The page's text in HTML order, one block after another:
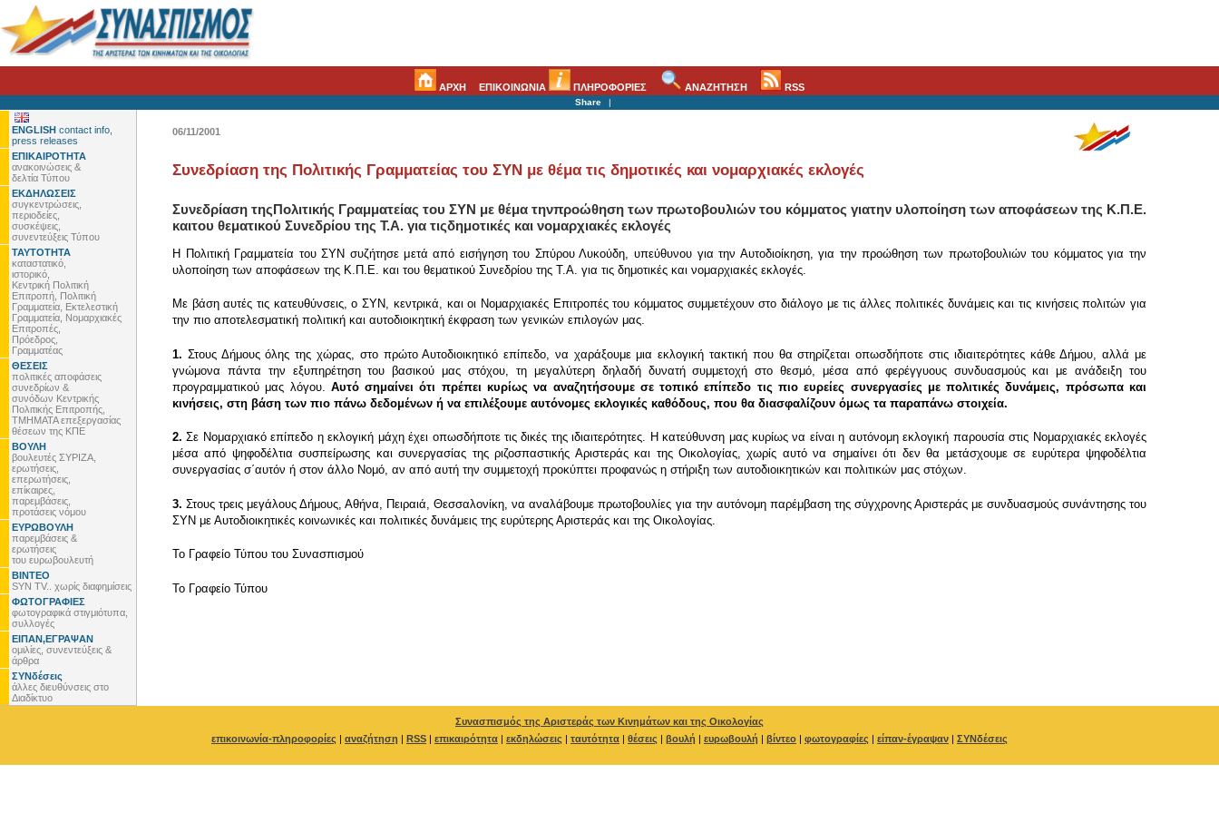
ΑΡΧΗ ΕΠΙΚΟΙΝΩΝΙΑ ΠΛΗΡΟΦΟΡΙΕΣ ΑΝΑΖΗΤΗΣΗ RSS
Share |
ENGLISH contact info,
press releases
ΕΠΙΚΑΙΡΟΤΗΤΑ
ανακοινώσεις &
δελτία Τύπου
ΕΚΔΗΛΩΣΕΙΣ
συγκεντρώσεις,
περιοδείες,
συσκέψεις,
συνεντεύξεις Τύπου
ΤΑΥΤΟΤΗΤΑ
καταστατικό,
ιστορικό,
Κεντρική Πολιτική
Επιτροπή, Πολιτική
Γραμματεία, Εκτελεστική
Γραμματεία, Νομαρχιακές
Επιτροπές,
Πρόεδρος,
Γραμματέας
ΘΕΣΕΙΣ
πολιτικές αποφάσεις
συνεδρίων &
συνόδων Κεντρικής
Πολιτικής Επιτροπής,
ΤΜΗΜΑΤΑ επεξεργασίας
θέσεων της ΚΠΕ
ΒΟΥΛΗ
βουλευτές ΣΥΡΙΖΑ,
ερωτήσεις,
επερωτήσεις,
επίκαιρες,
παρεμβάσεις,
προτάσεις νόμου
ΕΥΡΩΒΟΥΛΗ
παρεμβάσεις &
ερωτήσεις
του ευρωβουλευτή
ΒΙΝΤΕΟ
SYN TV.. χωρίς διαφημίσεις
ΦΩΤΟΓΡΑΦΙΕΣ
φωτογραφικά στιγμιότυπα,
συλλογές
ΕΙΠΑΝ,ΕΓΡΑΨΑΝ
ομιλίες, συνεντεύξεις &
άρθρα
ΣΥΝδέσεις
άλλες διευθύνσεις στο
Διαδίκτυο
06/11/2001
Συνεδρίαση της Πολιτικής Γραμματείας του ΣΥΝ με θέμα τις δημοτικές και νομαρχιακές εκλογές
Συνεδρίαση τηςΠολιτικής Γραμματείας του ΣΥΝ με θέμα τηνπροώθηση των πρωτοβουλιών του κόμματος γιατην υλοποίηση των αποφάσεων της Κ.Π.Ε.
καιτου θεματικού Συνεδρίου της Τ.Α. για τιςδημοτικές και νομαρχιακές εκλογές
Η Πολιτική Γραμματεία του ΣΥΝ συζήτησε μετά από εισήγηση του Σπύρου Λυκούδη, υπεύθυνου για την Αυτοδιοίκηση, για την προώθηση των πρωτοβουλιών του κόμματος για την
υλοποίηση των αποφάσεων της Κ.Π.Ε. και του θεματικού Συνεδρίου της Τ.Α. για τις δημοτικές και νομαρχιακές εκλογές.
Με βάση αυτές τις κατευθύνσεις, ο ΣΥΝ, κεντρικά, και οι Νομαρχιακές Επιτροπές του κόμματος συμμετέχουν στο διάλογο με τις άλλες πολιτικές δυνάμεις και τις κινήσεις πολιτών για
την πιο αποτελεσματική πολιτική και αυτοδιοικητική έκφραση των γενικών επιλογών μας.
1. Στους Δήμους όλης της χώρας, στο πρώτο Αυτοδιοικητικό επίπεδο, να χαράξουμε μια εκλογική τακτική που θα στηρίζεται οπωσδήποτε στις ιδιαιτερότητες κάθε Δήμου, αλλά με
γνώμονα πάντα την εξυπηρέτηση του βασικού μας στόχου, τη μεγαλύτερη δηλαδή δυνατή συμμετοχή στο θεσμό, μέσα από φερέγγυους συνδυασμούς και με ανάδειξη του
προγραμματικού μας λόγου. Αυτό σημαίνει ότι πρέπει κυρίως να αναζητήσουμε σε τοπικό επίπεδο τις πιο ευρείες συνεργασίες με πολιτικές δυνάμεις, πρόσωπα και
κινήσεις, στη βάση των πιο πάνω δεδομένων ή να επιλέξουμε αυτόνομες εκλογικές καθόδους, που θα διασφαλίζουν όμως τα παραπάνω στοιχεία.
2. Σε Νομαρχιακό επίπεδο η εκλογική μάχη έχει οπωσδήποτε τις δικές της ιδιαιτερότητες. Η κατεύθυνση μας κυρίως να είναι η αυτόνομη εκλογική παρουσία στις Νομαρχιακές εκλογές
μέσα από ψηφοδέλτια συσπείρωσης και συνεργασίας της ριζοσπαστικής Αριστεράς και της Οικολογίας, χωρίς αυτό να σημαίνει ότι δεν θα μετάσχουμε σε ευρύτερα ψηφοδέλτια
συνεργασίας σ΄αυτόν ή στον άλλο Νομό, αν από αυτή την συμμετοχή προκύπτει προφανώς η στήριξη των αυτοδιοικητικών και πολιτικών μας στόχων.
3. Στους τρεις μεγάλους Δήμους, Αθήνα, Πειραιά, Θεσσαλονίκη, να αναλάβουμε πρωτοβουλίες για την αυτόνομη παρέμβαση της σύγχρονης Αριστεράς με συνδυασμούς συνάντησης του
ΣΥΝ με Αυτοδιοικητικές κοινωνικές και πολιτικές δυνάμεις της ευρύτερης Αριστεράς και της Οικολογίας.
Το Γραφείο Τύπου του Συνασπισμού
To Γραφείο Τύπου
Συνασπισμός της Αριστεράς των Κινημάτων και της Οικολογίας
επικοινωνία-πληροφορίες | αναζήτηση | RSS | επικαιρότητα | εκδηλώσεις | ταυτότητα | θέσεις | βουλή | ευρωβουλή | βίντεο | φωτογραφίες | είπαν-έγραψαν | ΣΥΝδέσεις